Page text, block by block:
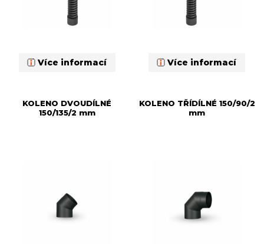
Více informací Více informací
KOLENO DVOUDÍLNÉ
150/135/2 mm
KOLENO TŘÍDÍLNÉ 150/90/2
mm